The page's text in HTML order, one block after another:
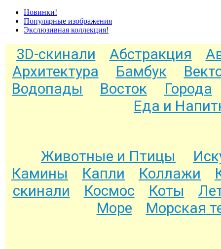
Новинки!
Популярные изображения
Экслюзивная коллекция!
3D-скинали Абстракция
Архитектура
Бамбук
Водопады
Восток
Города
Еда и
Животные и Птицы
Камины
Капли Коллажи
скинали
Космос Коты
Море
Морская